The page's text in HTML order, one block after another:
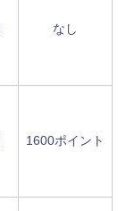
なし
1600ポイント